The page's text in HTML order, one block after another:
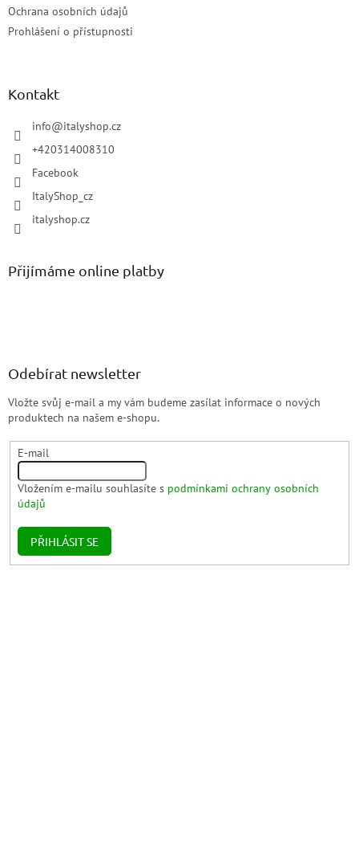
Ochrana osobních údajů
Prohlášení o přístupnosti
Kontakt
info@italyshop.cz
+420314008310
Facebook
ItalyShop_cz
italyshop.cz
Přijímáme online platby
Odebírat newsletter
Vložte svůj e-mail a my vám budeme zasílat informace o nových
produktech na našem e-shopu.
E-mail
Vložením e-mailu souhlasíte s podmínkami ochrany osobních
údajů
PŘIHLÁSIT SE